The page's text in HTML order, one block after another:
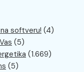
softveru! (4)
(5)
(1.669)
(5)